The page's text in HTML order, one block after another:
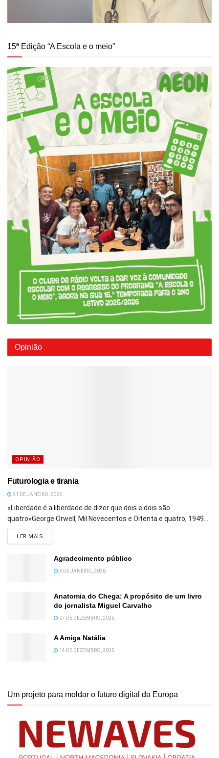
15ª Edição “A Escola e o meio”
Opinião
OPINIÃO
Futurologia e tirania
31 DE JANEIRO, 2026
«Liberdade é a liberdade de dizer que dois e dois são
quatro»George Orwell, Mil Novecentos e Oitenta e quatro, 1949...
LER MAIS
Agradecimento público
6 DE JANEIRO, 2026
Anatomia do Chega: A propósito de um livro
do jornalista Miguel Carvalho
27 DE DEZEMBRO, 2025
A Amiga Natália
14 DE DEZEMBRO, 2025
Um projeto para moldar o futuro digital da Europa